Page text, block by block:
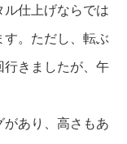
仕上げならでは
。ただし、転ぶ
行きましたが、午
あり、高さもあ